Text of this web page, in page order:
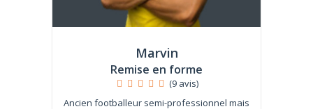
Marvin
Remise en forme
(9 avis)
Ancien footballeur semi-professionnel mais